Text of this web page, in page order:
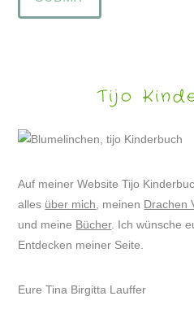
Tijo
Auf meiner Website Tijo
alles über mich , meinen Drachen
und meine Bücher. Ich wünsche
Entdecken meiner Seite.
Eure Tina Birgitta Lauffer